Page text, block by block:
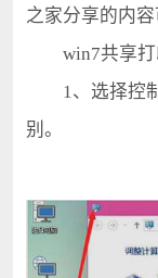
之家分享的内容
win7共享打
1、选择控制
别。